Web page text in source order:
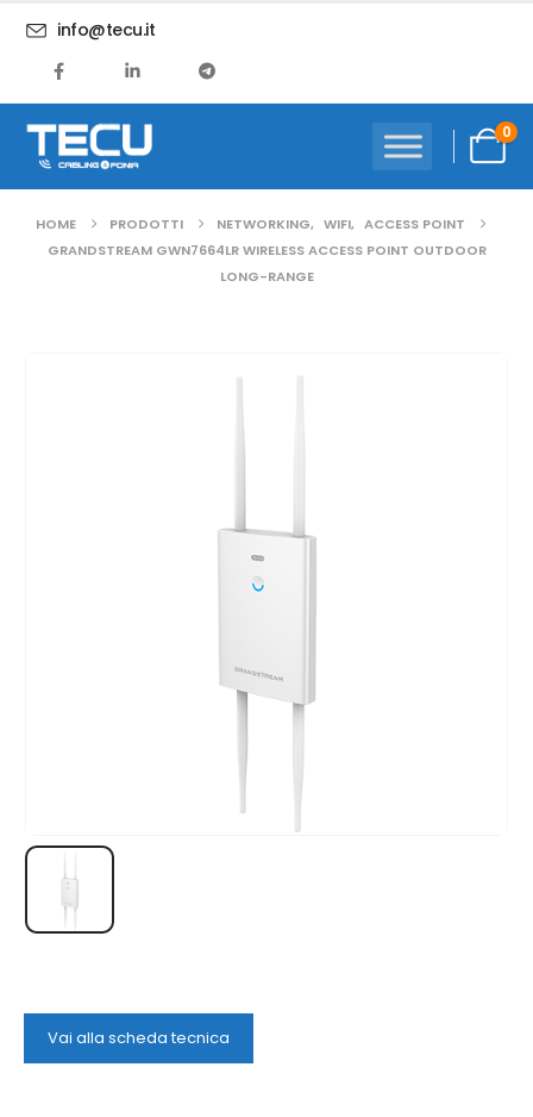
info@tecu.it
0
HOME PRODOTTI NETWORKING, WIFI, ACCESS POINT
GRANDSTREAM GWN7664LR WIRELESS ACCESS POINT OUTDOOR
LONG-RANGE
Vai alla scheda tecnica